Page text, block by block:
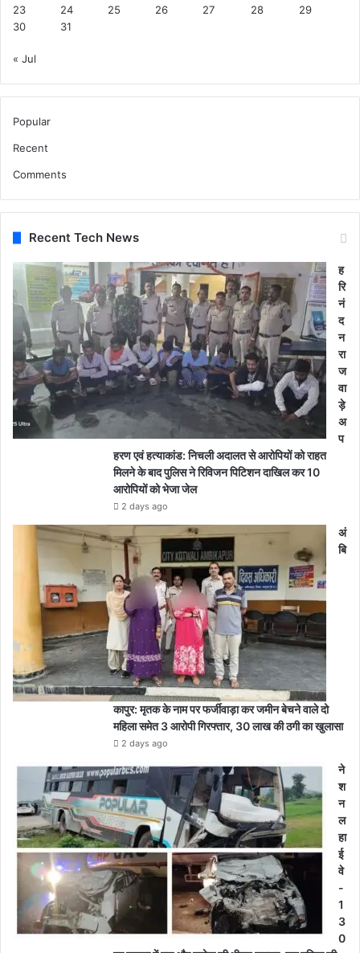
23
24 25 26 27 28
29
30
31
« Jul
Popular
Recent
Comments
Recent Tech News
ह
रि
नं
द
न
रा
ज
वा
ड़े
अ
प
हरण एवं हत्याकांड: निचली अदालत से आरोपियों को राहत
मिलने के बाद पुलिस ने रिविजन पिटिशन दाखिल कर 10
आरोपियों को भेजा जेल
2 days ago
अं
बि
कापुर: मृतक के नाम पर फर्जीवाड़ा कर जमीन बेचने वाले दो
महिला समेत 3 आरोपी गिरफ्तार, 30 लाख की ठगी का खुलासा
2 days ago
ने
श
न
ल
हा
ई
वे
-
1
3
0